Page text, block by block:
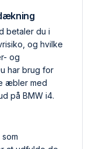
betaler du i
og hvilke
og
har brug for
æbler med
på BMW i4.